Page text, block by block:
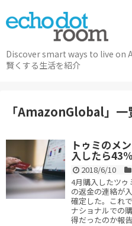
Discover smart ways to live on
賢くする生活を紹介
「AmazonGlobal」 一
トゥミのメ
入したら
2018/6/10
4月購入したツ
の返金の連絡が
確定した。これ
ナショナルでの
得だったのか報告